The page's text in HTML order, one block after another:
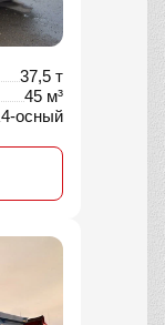
37,5 т
45 м³
4-осный